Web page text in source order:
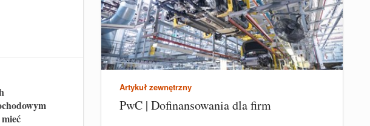
Artykuł zewnętrzny
PwC | Dofinansowania dla firm